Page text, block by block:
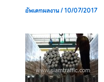
อัพเดทผลงาน/10/07/2017